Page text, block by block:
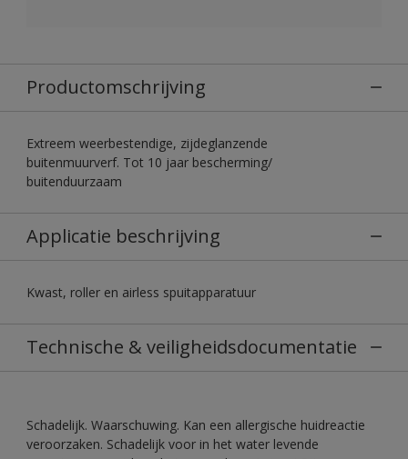
Productomschrijving
Extreem weerbestendige, zijdeglanzende
buitenmuurverf. Tot 10 jaar bescherming/
buitenduurzaam
Applicatie beschrijving
Kwast, roller en airless spuitapparatuur
Technische & veiligheidsdocumentatie
Schadelijk. Waarschuwing. Kan een allergische huidreactie
veroorzaken. Schadelijk voor in het water levende